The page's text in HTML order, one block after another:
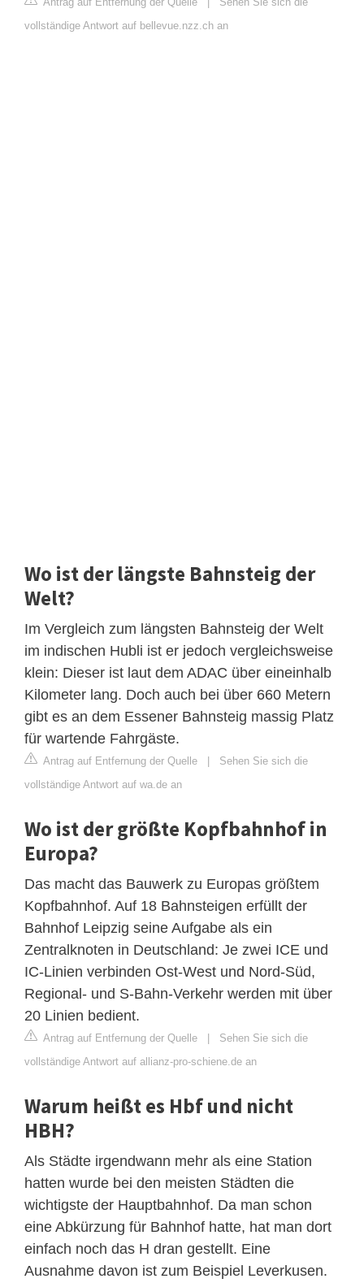
vollständige Antwort auf bellevue.nzz.ch an
Wo ist der längste Bahnsteig der
Welt?
Im Vergleich zum längsten Bahnsteig der Welt
im indischen Hubli ist er jedoch vergleichsweise
klein: Dieser ist laut dem ADAC über eineinhalb
Kilometer lang. Doch auch bei über 660 Metern
gibt es an dem Essener Bahnsteig massig Platz
für wartende Fahrgäste.
Antrag auf Entfernung der Quelle | Sehen Sie sich die
vollständige Antwort auf wa.de an
Wo ist der größte Kopfbahnhof in
Europa?
Das macht das Bauwerk zu Europas größtem
Kopfbahnhof. Auf 18 Bahnsteigen erfüllt der
Bahnhof Leipzig seine Aufgabe als ein
Zentralknoten in Deutschland: Je zwei ICE und
IC-Linien verbinden Ost-West und Nord-Süd,
Regional- und S-Bahn-Verkehr werden mit über
20 Linien bedient.
Antrag auf Entfernung der Quelle | Sehen Sie sich die
vollständige Antwort auf allianz-pro-schiene.de an
Warum heißt es Hbf und nicht
HBH?
Als Städte irgendwann mehr als eine Station
hatten wurde bei den meisten Städten die
wichtigste der Hauptbahnhof. Da man schon
eine Abkürzung für Bahnhof hatte, hat man dort
einfach noch das H dran gestellt. Eine
Ausnahme davon ist zum Beispiel Leverkusen.